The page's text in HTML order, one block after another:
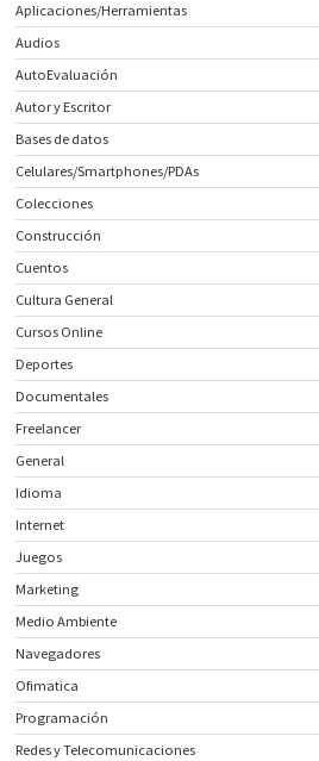
Aplicaciones/Herramientas
Audios
AutoEvaluación
Autor y Escritor
Bases de datos
Celulares/Smartphones/PDAs
Colecciones
Construcción
Cuentos
Cultura General
Cursos Online
Deportes
Documentales
Freelancer
General
Idioma
Internet
Juegos
Marketing
Medio Ambiente
Navegadores
Ofimatica
Programación
Redes y Telecomunicaciones